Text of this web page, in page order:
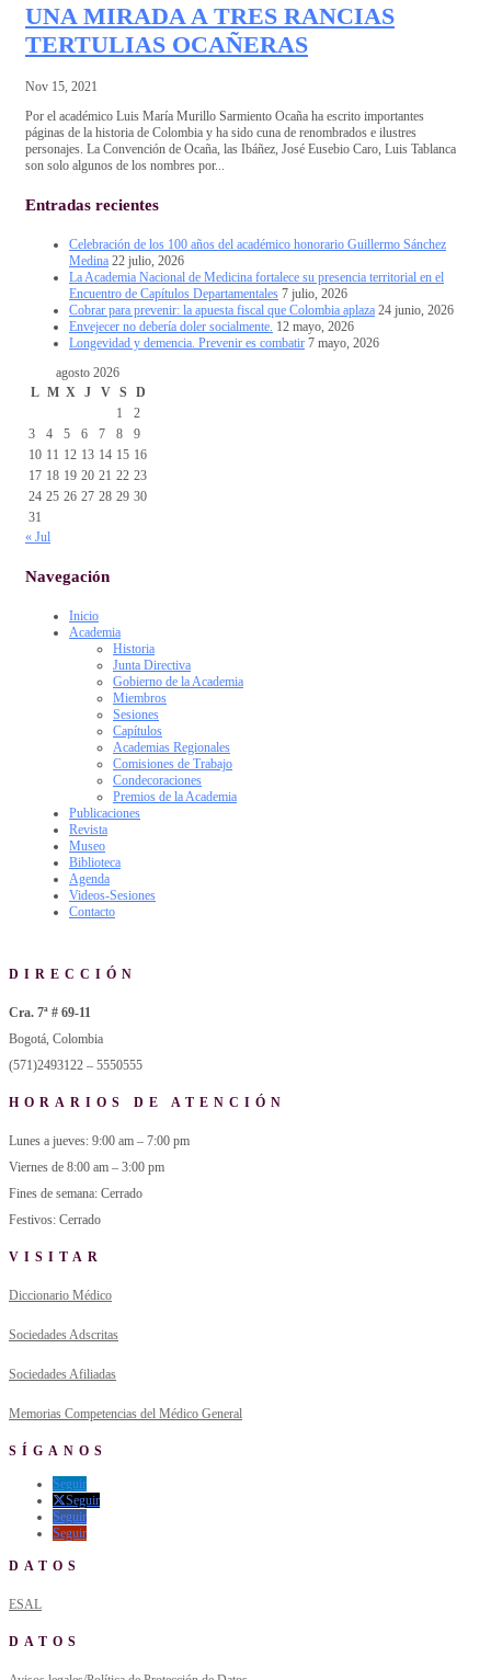
UNA MIRADA A TRES RANCIAS
TERTULIAS OCAÑERAS
Nov 15, 2021
Por el académico Luis María Murillo Sarmiento Ocaña ha escrito importantes
páginas de la historia de Colombia y ha sido cuna de renombrados e ilustres
personajes. La Convención de Ocaña, las Ibáñez, José Eusebio Caro, Luis Tablanca
son solo algunos de los nombres por...
Entradas recientes
Celebración de los 100 años del académico honorario Guillermo Sánchez
Medina 22 julio, 2026
La Academia Nacional de Medicina fortalece su presencia territorial en el
Encuentro de Capítulos Departamentales 7 julio, 2026
Cobrar para prevenir: la apuesta fiscal que Colombia aplaza 24 junio, 2026
Envejecer no debería doler socialmente. 12 mayo, 2026
Longevidad y demencia. Prevenir es combatir 7 mayo, 2026
agosto 2026
L M X J V S
D
1
2
3
4 5 6 7 8
9
10 11 12 13 14 15 16
17 18 19 20 21 22 23
24 25 26 27 28 29 30
31
« Jul
Navegación
Inicio
Academia
Historia
Junta Directiva
Gobierno de la Academia
Miembros
Sesiones
Capítulos
Academias Regionales
Comisiones de Trabajo
Condecoraciones
Premios de la Academia
Publicaciones
Revista
Museo
Biblioteca
Agenda
Videos-Sesiones
Contacto
DIRECCIÓN
Cra. 7ª # 69-11
Bogotá, Colombia
(571)2493122 – 5550555
HORARIOS DE ATENCIÓN
Lunes a jueves: 9:00 am – 7:00 pm
Viernes de 8:00 am – 3:00 pm
Fines de semana: Cerrado
Festivos: Cerrado
VISITAR
Diccionario Médico
Sociedades Adscritas
Sociedades Afiliadas
Memorias Competencias del Médico General
SÍGANOS
Seguir
Seguir
Seguir
Seguir
DATOS
ESAL
DATOS